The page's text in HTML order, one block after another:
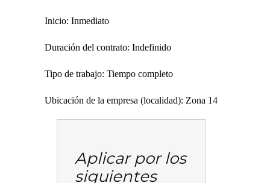
Inicio: Inmediato
Duración del contrato: Indefinido
Tipo de trabajo: Tiempo completo
Ubicación de la empresa (localidad): Zona 14
Aplicar por los
siguientes